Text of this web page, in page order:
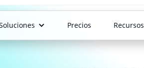
Precios Recursos